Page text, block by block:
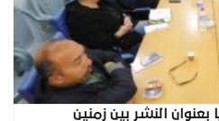
بعنوان النشر بين زمنين